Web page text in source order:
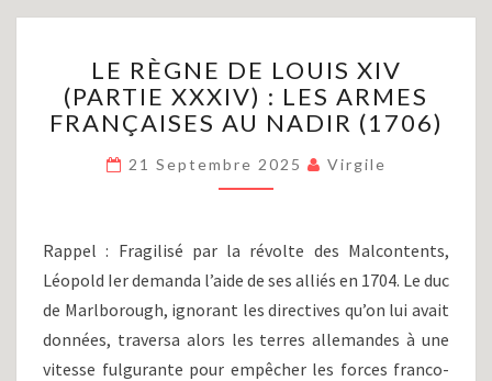
RÈGNE
DE
LOUIS
(PARTIE
XXXIV)
LES
ARMES
FRANÇAISES
AU
NADIR
(1706)
LE RÈGNE DE LOUIS XIV
(PARTIE XXXIV) : LES ARMES
FRANÇAISES AU NADIR (1706)
21 Septembre 2025 Virgile
Rappel : Fragilisé par la révolte des Malcontents,
Léopold Ier demanda l’aide de ses alliés en 1704. Le duc
de Marlborough, ignorant les directives qu’on lui avait
données, traversa alors les terres allemandes à une
vitesse fulgurante pour empêcher les forces franco-